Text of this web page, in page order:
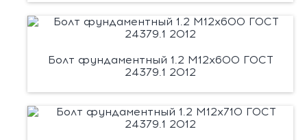
Болт фундаментный 1.2 М12х600 ГОСТ
24379.1 2012